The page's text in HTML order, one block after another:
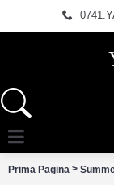
Prima Pagina >